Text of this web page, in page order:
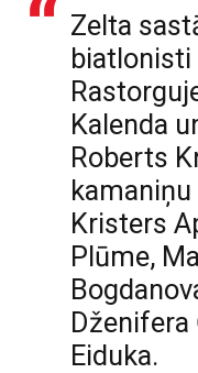
Zelta
biatlonisti
Kalenda
Roberts
Kristers
Plūme,
Eiduka.